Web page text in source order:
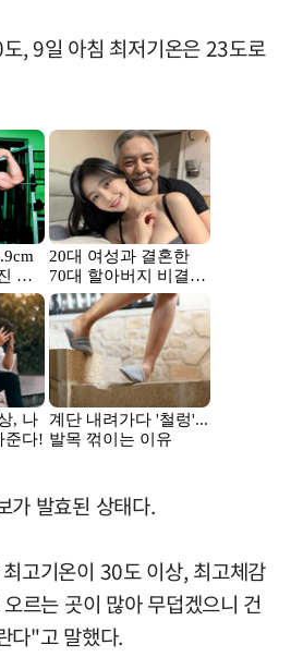
, 9일 아침 최저기온은 23도로
가 발효된 상태다.
고기온이 30도 이상, 최고체감
르는 곳이 많아 무덥겠으니 건
다"고 말했다.